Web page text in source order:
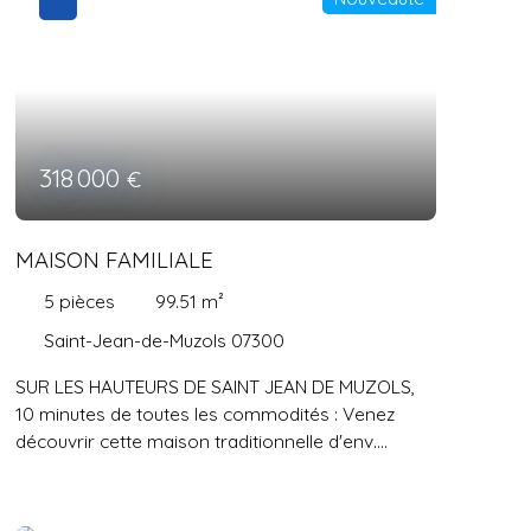
CLOS ET ARBORE. RARE SECTEUR DEMANDE,
318 000€
MAISON FAMILIALE
5 pièces 99.51 m²
Saint-Jean-de-Muzols 07300
SUR LES HAUTEURS DE SAINT JEAN DE MUZOLS,
10 minutes de toutes les commodités : Venez
découvrir cette maison traditionnelle d'env.
vie, lumineuse, d'env 44m2 , exposé